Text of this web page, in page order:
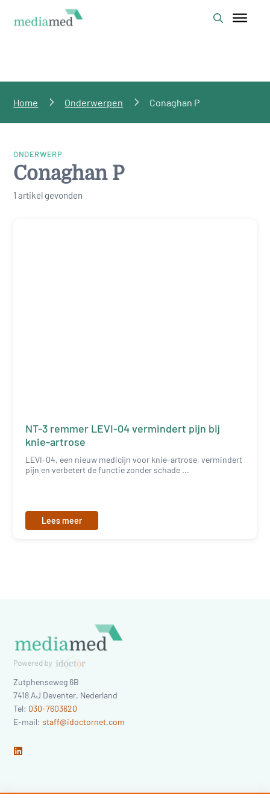
Home Onderwerpen Conaghan P
ONDERWERP
Conaghan P
1 artikel gevonden
NT-3 remmer LEVI-04 vermindert pijn bij
knie-artrose
LEVI-04, een nieuw medicijn voor knie-artrose, vermindert
pijn en verbetert de functie zonder schade ...
Lees meer
Zutphenseweg 6B
7418 AJ Deventer, Nederland
Tel: 030-7603620
E-mail:staff@idoctornet.com